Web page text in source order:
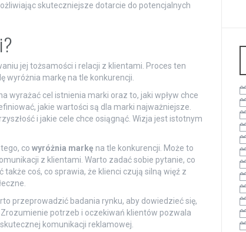
skuteczniejsze dotarcie do potencjalnych
jej tożsamości i relacji z klientami. Proces ten
wyróżnia markę na tle konkurencji.
wyrażać cel istnienia marki oraz to, jaki wpływ chce
jakie wartości są dla marki najważniejsze.
i jakie cele chce osiągnąć. Wizja jest istotnym
co wyróżnia markę na tle konkurencji. Może to
z klientami. Warto zadać sobie pytanie, co
coś, co sprawia, że klienci czują silną więź z
przeprowadzić badania rynku, aby dowiedzieć się,
potrzeb i oczekiwań klientów pozwala
komunikacji reklamowej.